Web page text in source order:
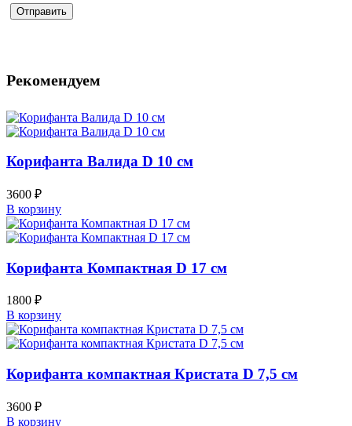
Рекомендуем
Корифанта Валида D 10 см
3600 ₽
В корзину
Корифанта Компактная D 17 см
1800 ₽
В корзину
Корифанта компактная Кристата D 7,5 см
3600 ₽
В корзину